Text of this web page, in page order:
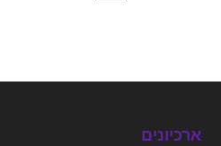
ארכיונים